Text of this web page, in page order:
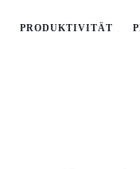
PRODUKTIVITÄT